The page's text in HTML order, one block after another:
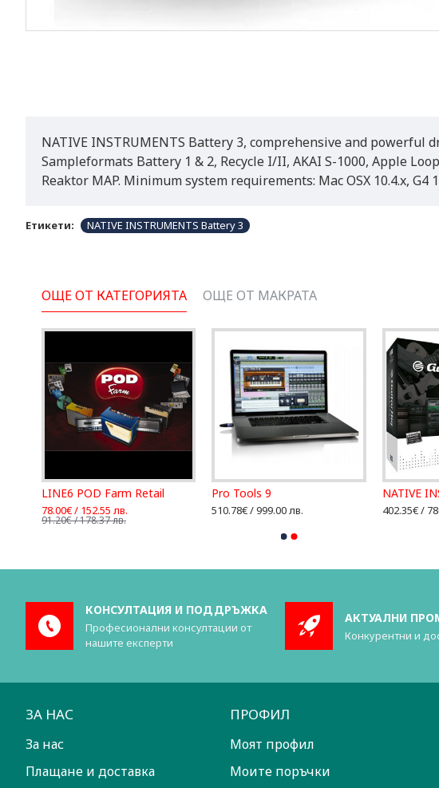
NATIVE INSTRUMENTS Battery 3, comprehensive and
Sampleformats Battery 1 & 2, Recycle I/II, AKAI S-1000, Apple
Reaktor MAP. Minimum system requirements: Mac OSX 10.4.x, G4
Етикети: NATIVE INSTRUMENTS Battery 3
ОЩЕ ОТ КАТЕГОРИЯТА ОЩЕ ОТ МАКРАТА
LINE6 POD Farm Retail
78.00€ / 152.55 лв.
91.20€ / 178.37 лв.
Pro Tools 9
510.78€ / 999.00 лв. 402.35€ /
КОНСУЛТАЦИЯ И ПОДДРЪЖКА
Професионални консултации от
нашите експерти
АКТУАЛНИ
Конкурентни и
ЗА НАС
За нас
Плащане и доставка
ПРОФИЛ
Моят профил
Моите поръчки